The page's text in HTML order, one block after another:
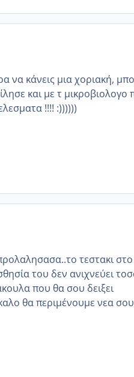
να κάνεις μια χοριακή,
και με τ μικροβιολογο
!!!! :))))))
τεστακι στο
του δεν ανιχνεύει
που θα σου δειξει
θα περιμένουμε νεα